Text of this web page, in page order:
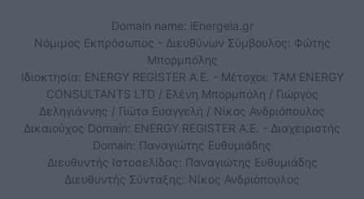
Domain name: iEnergeia.gr
Νόμιμος Εκπρόσωπος - Διευθύνων Σύμβουλος: Φώτης
Μπορμπόλης
Ιδιοκτησία: ENERGY REGISTER Α.Ε. - Μέτοχοι: TAM ENERGY
CONSULTANTS LTD / Ελένη Μπορμπόλη / Γιώργος
Δεληγιάννης / Γιώτα Ευαγγελή / Νίκος Ανδριόπουλος
Δικαιούχος Domain: ENERGY REGISTER Α.Ε. - Διαχειριστής
Domain: Παναγιώτης Ευθυμιάδης
Διευθυντής Ιστοσελίδας: Παναγιώτης Ευθυμιάδης
Διευθυντής Σύνταξης: Νίκος Ανδριόπουλος